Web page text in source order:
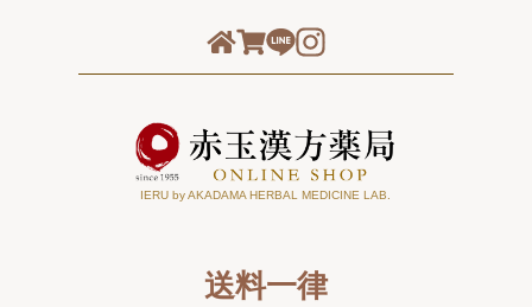
IERU by AKADAMA HERBAL MEDICINE LAB.
送料一律